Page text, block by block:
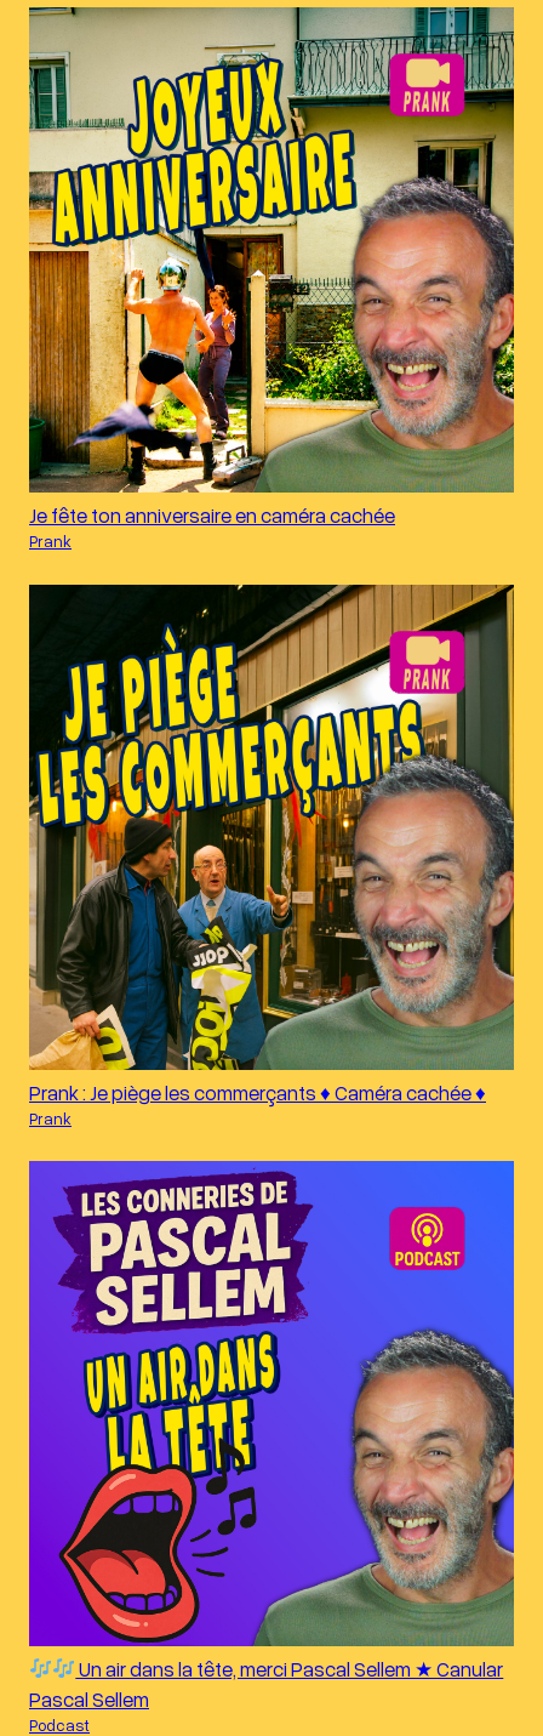
Je fête ton anniversaire en caméra cachée
Prank
Prank : Je piège les commerçants ♦︎ Caméra cachée ♦︎
Prank
Un air dans la tête, merci Pascal Sellem ★ Canular
Pascal Sellem
Podcast